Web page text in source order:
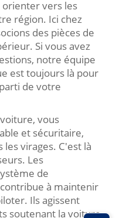
orienter vers les
région. Ici chez
des pièces de
Si vous avez
notre équipe
est toujours là pour
de votre
vous
et sécuritaire,
les virages. C'est là
Les
de
à maintenir
Ils agissent
soutenant la voiture